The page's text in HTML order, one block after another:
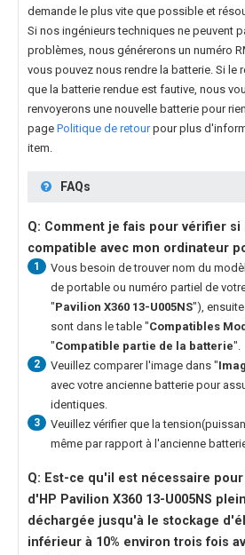
demande le plus vite que possible et
Si nos ingénieurs techniques ne peuvent
problèmes, nous générerons un numéro
vous pouvez nous rendre la batterie. Si le
que la batterie rendue est fautive, nous
renvoyerons une nouvelle batterie pour
page Politique de retourpour plus
item.
FAQs
Q: Comment je fais pour vérifier
compatible avec mon ordinateur
1
Vous besoin de trouver nom du
de portable ou numéro partiel de
"Pavilion X360 13-U005NS"),
sont dans le table "Compatibles
"Compatible partie de la batterie".
2 Veuillez comparer l'image dans "
avec votre ancienne batterie pour
identiques.
3
Veuillez vérifier que la
même par rapport à l'ancienne
Q: Est-ce qu'il est nécessaire
d'HP Pavilion X360 13-U005NS
déchargée jusqu'à le stockage
inférieur à 10% environ trois fois